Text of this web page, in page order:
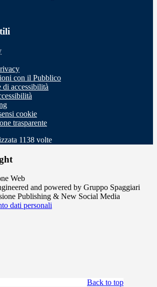
con il Pubblico
accessibilità
cookie
trasparente
1138 volte
and powered by Gruppo Spaggiari
Publishing & New Social Media
dati personali
Back to top